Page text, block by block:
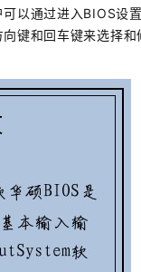
以通过进入BIOS设
键和回车键来选择